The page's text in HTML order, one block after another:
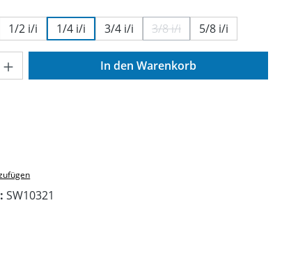
1/2 i/i 1/4 i/i 3/4 i/i 3/8 i/i(Diese Option ist
5/8 i/i
Gib den gewünschten Wert
In den Warenkorb
SW10321